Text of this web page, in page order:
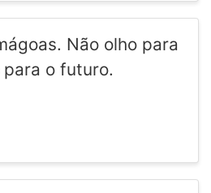
Não olho para
o futuro.